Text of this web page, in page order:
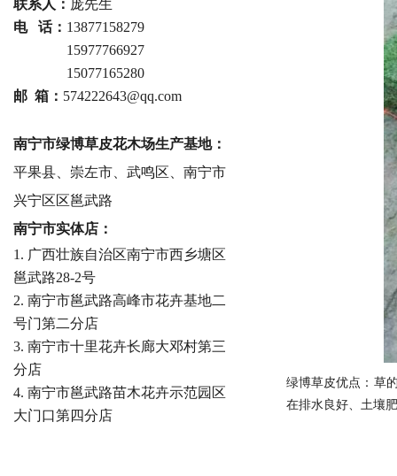
联系人： 庞先生
电 话： 13877158279
15977766927
15077165280
邮 箱： 574222643@qq.com
南宁市绿博草皮花木场生产基地：
平果县、崇左市、武鸣区、南宁市
兴宁区区邕武路
南宁市实体店：
1. 广西壮族自治区南宁市西乡塘区
邕武路28-2号
2. 南宁市邕武路高峰市花卉基地二
号门第二分店
3. 南宁市十里花卉长廊大邓村第三
分店
4. 南宁市邕武路苗木花卉示范园区
大门口第四分店
绿博草皮优点：草
在排水良好、土壤